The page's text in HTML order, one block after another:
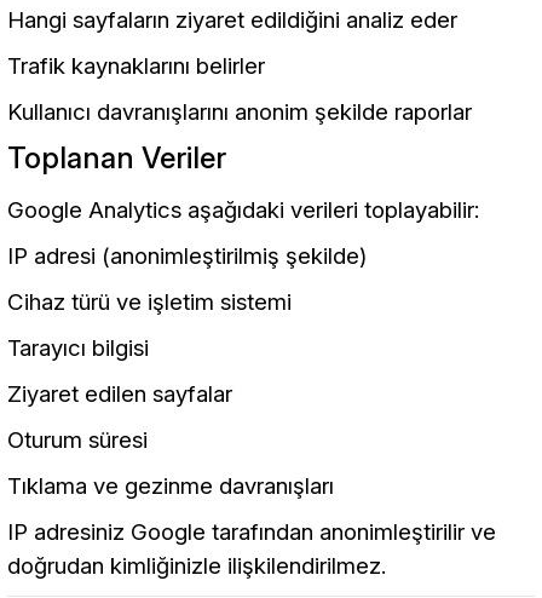
Hangi sayfaların ziyaret edildiğini analiz eder
Trafik kaynaklarını belirler
Kullanıcı davranışlarını anonim şekilde raporlar
Toplanan Veriler
Google Analytics aşağıdaki verileri toplayabilir:
IP adresi (anonimleştirilmiş şekilde)
Cihaz türü ve işletim sistemi
Tarayıcı bilgisi
Ziyaret edilen sayfalar
Oturum süresi
Tıklama ve gezinme davranışları
IP adresiniz Google tarafından anonimleştirilir ve
doğrudan kimliğinizle ilişkilendirilmez.